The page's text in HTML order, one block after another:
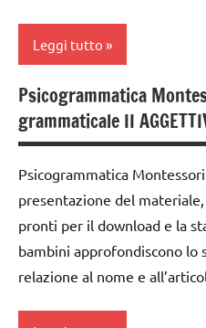
TUTTI GLI
ARGOMENTI
PER ETA'
TUTTI GLI
ARTICOLI
GUIDA
DIDATTICA
MONTESSORI
italiano
LINGUAGGIO
materiale
didattico
nomenclature
Montessori
psicogrammatica
3a
dai
anni
DOWNLOAD
grammatica
GUIDA
DIDATTICA
MONTESSORI
italiano
Leggi tutto
analisi
grammaticale
Montessori
classe
1a
classe
2a
3a
Psicogrammatica
grammaticale II
Psicogrammatica
presentazione del
pronti per il download e la
bambini approfondiscono lo
relazione al nome e